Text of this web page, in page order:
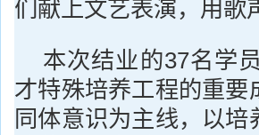
们献上文艺表演，用歌
本次结业的37名学
才特殊培养工程的重
同体意识为主线，以